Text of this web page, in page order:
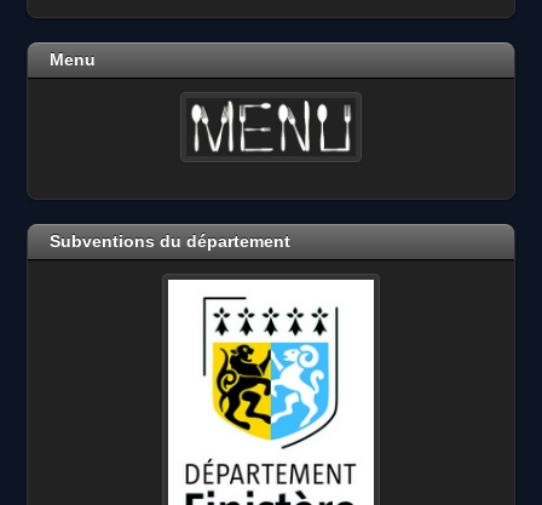
Menu
Subventions du département